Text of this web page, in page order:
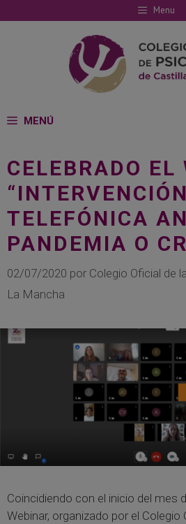
al
Menu
MENÚ
CELEBRADO EL
“INTERVENCIÓN
TELEFÓNICA
PANDEMIA O
02/07/2020 por Colegio Oficial de
La Mancha
Coincidiendo con el inicio del mes
Webinar, organizado por el Colegio